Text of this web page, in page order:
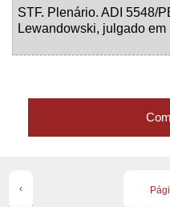
STF. Plenário. ADI 5548/
Lewandowski, julgado em
‹